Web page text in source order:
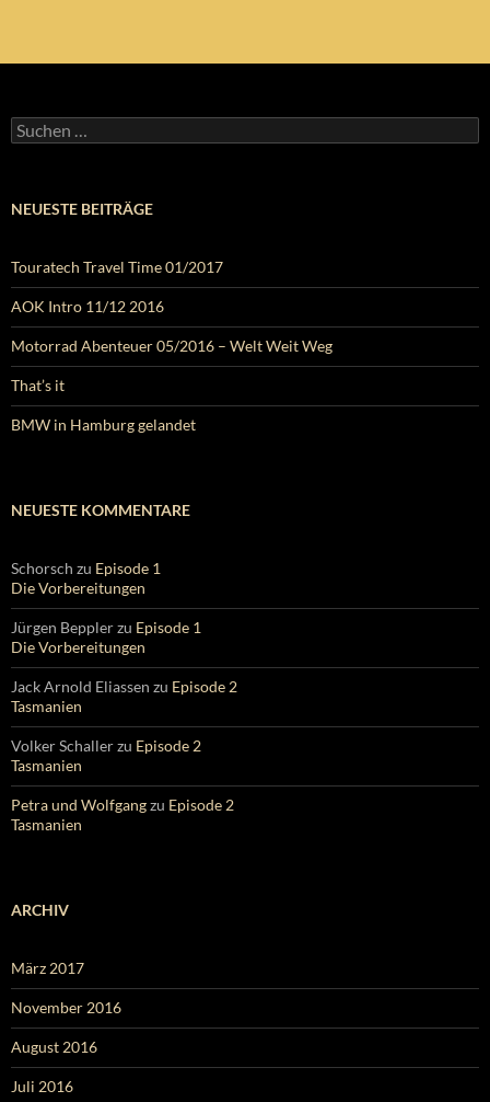
Suchen
nach:
NEUESTE BEITRÄGE
Touratech Travel Time 01/2017
AOK Intro 11/12 2016
Motorrad Abenteuer 05/2016 – Welt Weit Weg
That’s it
BMW in Hamburg gelandet
NEUESTE KOMMENTARE
Schorsch zu Episode 1
Die Vorbereitungen
Jürgen Bepplerzu Episode 1
Die Vorbereitungen
Jack Arnold Eliassen zu Episode 2
Tasmanien
Volker Schallerzu Episode 2
Tasmanien
Petra und Wolfgangzu Episode 2
Tasmanien
ARCHIV
März 2017
November 2016
August 2016
Juli 2016